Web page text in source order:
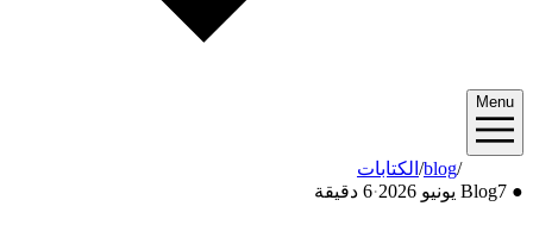
Menu
الكتابات/blog
●
Blog 7 يونيو 2026 ·6 دقيقة